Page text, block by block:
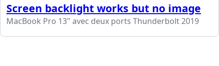
Screen backlight works but no image
MacBook Pro 13" avec deux ports Thunderbolt 2019